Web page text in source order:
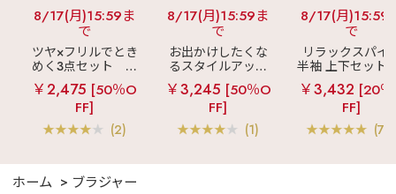
8/17(月)15:59ま
で
ツヤ×フリルでとき
めく3点セット
シ
ルキー ショートパ
ンツ 3点セット
￥2,475 [50％O
FF]
(2)
8/17(月)15:59ま
で
お出かけしたくな
るスタイルアップ
見え
ストライプ
フリル ロングパン
ツ 綿混 上下セット
￥3,245 [50％O
FF]
(1)
8/17(月)15:59
で
リラックスパイ
半袖 上下セット
女兼用サイズ)
￥3,432 [20
FF]
ホーム
ブラジャー